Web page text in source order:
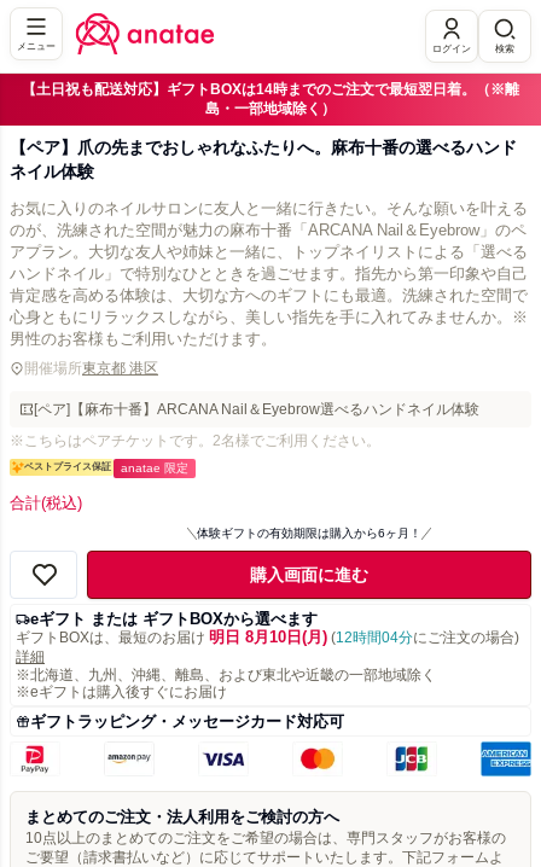
メニュー ログイン 検索
【土日祝も配送対応】ギフトBOXは14時までのご注文で最短翌日着。（※離
島・一部地域除く）
【ペア】爪の先までおしゃれなふたりへ。麻布十番の選べるハンド
ネイル体験
お気に入りのネイルサロンに友人と一緒に行きたい。そんな願いを叶える
のが、洗練された空間が魅力の麻布十番「ARCANA Nail＆Eyebrow」のペ
アプラン。大切な友人や姉妹と一緒に、トップネイリストによる「選べる
ハンドネイル」で特別なひとときを過ごせます。指先から第一印象や自己
肯定感を高める体験は、大切な方へのギフトにも最適。洗練された空間で
心身ともにリラックスしながら、美しい指先を手に入れてみませんか。※
男性のお客様もご利用いただけます。
開催場所東京都 港区
[ペア]【麻布十番】ARCANA Nail＆Eyebrow選べるハンドネイル体験
※こちらはペアチケットです。2名様でご利用ください。
ベストプライス保証 anatae 限定
合計(税込)
体験ギフトの有効期限は購入から6ヶ月！
購入画面に進む
eギフト または ギフトBOXから選べます
ギフトBOXは、最短のお届け 明日 8月10日(月) (12時間04分にご注文の場合)
詳細
※北海道、九州、沖縄、離島、および東北や近畿の一部地域除く
※eギフトは購入後すぐにお届け
ギフトラッピング・メッセージカード対応可
まとめてのご注文・法人利用をご検討の方へ
10点以上のまとめてのご注文をご希望の場合は、専門スタッフがお客様の
ご要望（請求書払いなど）に応じてサポートいたします。下記フォームよ